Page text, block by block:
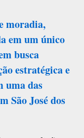
moradia,
em um único
busca
estratégica e
uma das
São José dos